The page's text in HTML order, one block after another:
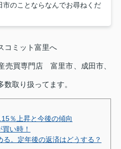
のことならなんでお尋ねくだ
コミット富里へ
売買専門店 富里市、成田市、
取り扱ってます。
％上昇と今後の傾向
い時！
。定年後の返済はどうする？